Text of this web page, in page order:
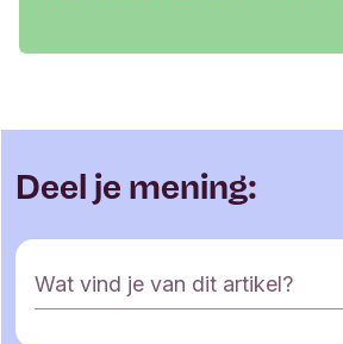
Deel je mening:
R
e
Wat vind je van dit artikel?